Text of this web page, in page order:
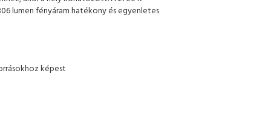
lumen fényáram hatékony és egyenletes
képest